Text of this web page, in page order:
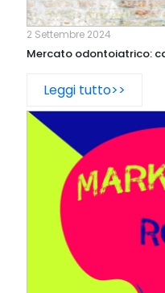
2 Settembre 2024
Mercato odontoiatrico:
Leggi tutto>>